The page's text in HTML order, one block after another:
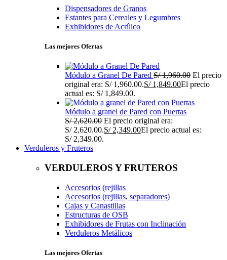
Dispensadores de Granos
Estantes para Cereales y Legumbres
Exhibidores de Acrílico
Las mejores Ofertas
Módulo a Granel De Pared S/1,960.00 El precio
original era: S/ 1,960.00.S/1,849.00El precio
actual es: S/ 1,849.00.
Módulo a granel de Pared con Puertas
S/2,620.00 El precio original era:
S/ 2,620.00.S/2,349.00El precio actual es:
S/ 2,349.00.
Verduleros y Fruteros
VERDULEROS Y FRUTEROS
Accesorios (rejillas
Accesorios (rejillas, separadores)
Cajas y Canastillas
Estructuras de OSB
Exhibidores de Frutas con Inclinación
Verduleros Metálicos
Las mejores Ofertas